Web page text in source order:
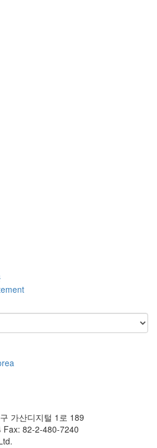
가산디지털 1로 189
82-2-480-7240